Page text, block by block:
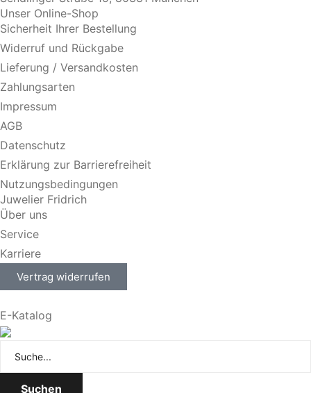
Unser Online-Shop
Sicherheit Ihrer Bestellung
Widerruf und Rückgabe
Lieferung / Versandkosten
Zahlungsarten
Impressum
AGB
Datenschutz
Erklärung zur Barrierefreiheit
Nutzungsbedingungen
Juwelier Fridrich
Über uns
Service
Karriere
Vertrag widerrufen
E-Katalog
Suchen